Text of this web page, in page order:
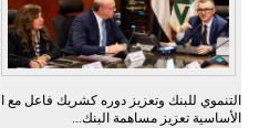
التنموي للبنك وتعزيز دوره كشريك فاعل
الأساسية تعزيز مساهمة البنك...